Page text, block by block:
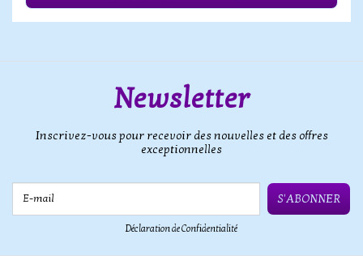
Newsletter
Inscrivez-vous pour recevoir des nouvelles et des offres
exceptionnelles
S'ABONNER
Déclaration de Confidentialité